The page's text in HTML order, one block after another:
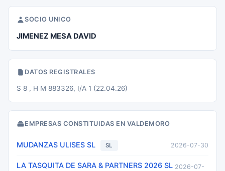
SOCIO UNICO
JIMENEZ MESA DAVID
DATOS REGISTRALES
S 8 , H M 883326, I/A 1 (22.04.26)
EMPRESAS CONSTITUIDAS EN VALDEMORO
MUDANZAS ULISES SL SL 2026-07-30
LA TASQUITA DE SARA & PARTNERS 2026 SL 2026-07-